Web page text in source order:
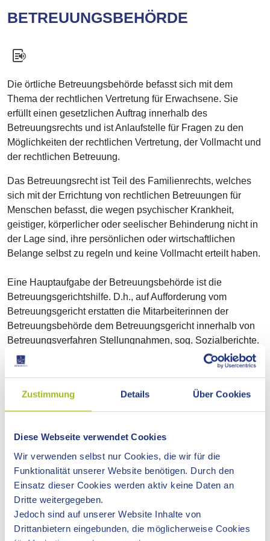
Zustimmung Details Über Cookies
Diese Webseite verwendet Cookies
Wir verwenden selbst nur Cookies, die wir für die
Funktionalität unserer Website benötigen. Durch den
Einsatz dieser Cookies werden aktiv keine Daten an
Dritte weitergegeben.
Jedoch sind auf unserer Website Inhalte von
Drittanbietern eingebunden, die möglicherweise Cookies
BETREUUNGSBEHÖRDE
Die örtliche Betreuungsbehörde befasst sich mit dem
Thema der rechtlichen Vertretung für Erwachsene. Sie
erfüllt einen gesetzlichen Auftrag innerhalb des
Betreuungsrechts und ist Anlaufstelle für Fragen zu den
Möglichkeiten der rechtlichen Vertretung, der Vollmacht und
der rechtlichen Betreuung.
Das Betreuungsrecht ist Teil des Familienrechts, welches
sich mit der Errichtung von rechtlichen Betreuungen für
Menschen befasst, die wegen psychischer Krankheit,
geistiger, körperlicher oder seelischer Behinderung nicht in
der Lage sind, ihre persönlichen oder wirtschaftlichen
Belange selbst zu regeln und keine Vollmacht erteilt haben.
Eine Hauptaufgabe der Betreuungsbehörde ist die
Betreuungsgerichtshilfe. D.h., auf Aufforderung vom
Betreuungsgericht erstatten die Mitarbeiterinnen der
Betreuungsbehörde dem Betreuungsgericht innerhalb von
Betreuungsverfahren Stellungnahmen, sog. Sozialberichte.
Darüber hinaus informiert und berät die Betreuungsbehörde
Verfügungen und zu Vollmachten. Schriftlich erteilte
Vollmachten können durch die Betreuungsbehörde
Für bevollmächtigte Personen und bestellte rechtliche
(ehrenamtliche) Betreuerinnen und Betreuer stehen die
Mitarbeiterinnen der Betreuungsbehörde beratend zur
Verfügung.
Die wesentlichen Aufgaben der Betreuungsbehörde